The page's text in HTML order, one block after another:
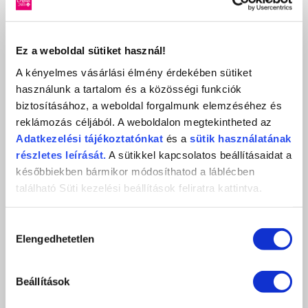
Ez a weboldal sütiket használ!
A kényelmes vásárlási élmény érdekében sütiket
használunk a tartalom és a közösségi funkciók
biztosításához, a weboldal forgalmunk elemzéséhez és
reklámozás céljából. A weboldalon megtekintheted az
Adatkezelési tájékoztatónkat és a sütik használatának
részletes leírását. A sütikkel kapcsolatos beállításaidat a
későbbiekben bármikor módosíthatod a láblécben
található Süti kezelési beállítások feliratra kattintva.
kiválasztása
Elengedhetetlen
Beállítások
CRYSTAL NAILS DÍSZÍTŐ TŰ ACÉL CSEPPENTŐ GOLYÓS ÉS
TŰ VÉGGEL
2 590 Ft
db KOSÁRBA
KEDVENCEKHEZ AD
RÉSZLETEK
ÉRTÉKELÉS,